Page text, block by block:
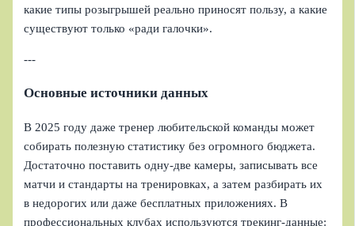
какие типы розыгрышей реально приносят пользу, а какие
существуют только «ради галочки».
---
Основные источники данных
В 2025 году даже тренер любительской команды может
собирать полезную статистику без огромного бюджета.
Достаточно поставить одну‑две камеры, записывать все
матчи и стандарты на тренировках, а затем разбирать их
в недорогих или даже бесплатных приложениях. В
профессиональных клубах используются трекинг‑данные: